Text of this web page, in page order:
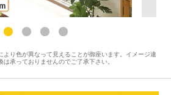
り色が異なって見えることが御座います。イメージ違
は承っておりませんのでご了承下さい。